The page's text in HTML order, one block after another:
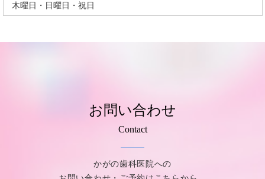
木曜日・日曜日・祝日
お問い合わせ
Contact
かがの歯科医院への